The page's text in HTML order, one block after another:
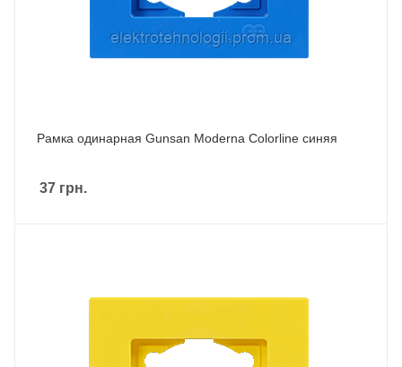
Рамка одинарная Gunsan Moderna Colorline синяя
37 грн.